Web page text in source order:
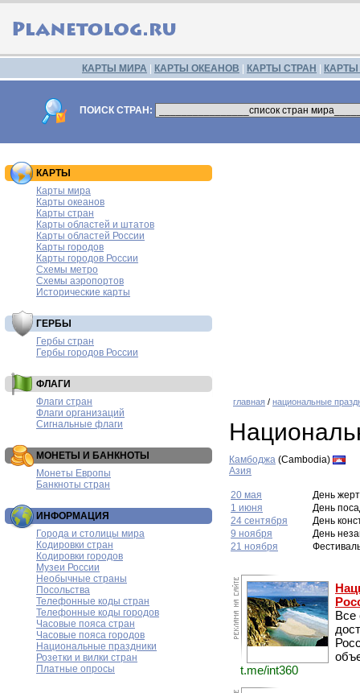
КАРТЫ МИРА КАРТЫ ОКЕАНОВ КАРТЫ СТРАН
ПОИСК СТРАН:
КАРТЫ
Карты мира
Карты океанов
Карты стран
Карты областей и штатов
Карты областей России
Карты городов
Карты городов России
Схемы метро
Схемы аэропортов
Исторические карты
ГЕРБЫ
Гербы стран
Гербы городов России
ФЛАГИ
Флаги стран
Флаги организаций
Сигнальные флаги
МОНЕТЫ И БАНКНОТЫ
Монеты Европы
Банкноты стран
ИНФОРМАЦИЯ
Города и столицы мира
Кодировки стран
Кодировки городов
Музеи России
Необычные страны
Посольства
Телефонные коды стран
Телефонные коды городов
Часовые пояса стран
Часовые пояса городов
Национальные праздники
Розетки и вилки стран
Платные опросы
главная / национальные
Камбоджа (Cambodia)
Азия
20 мая
День
1 июня
День
24 сентября
День
9 ноября
День
21 ноября
Все
t.me/int360